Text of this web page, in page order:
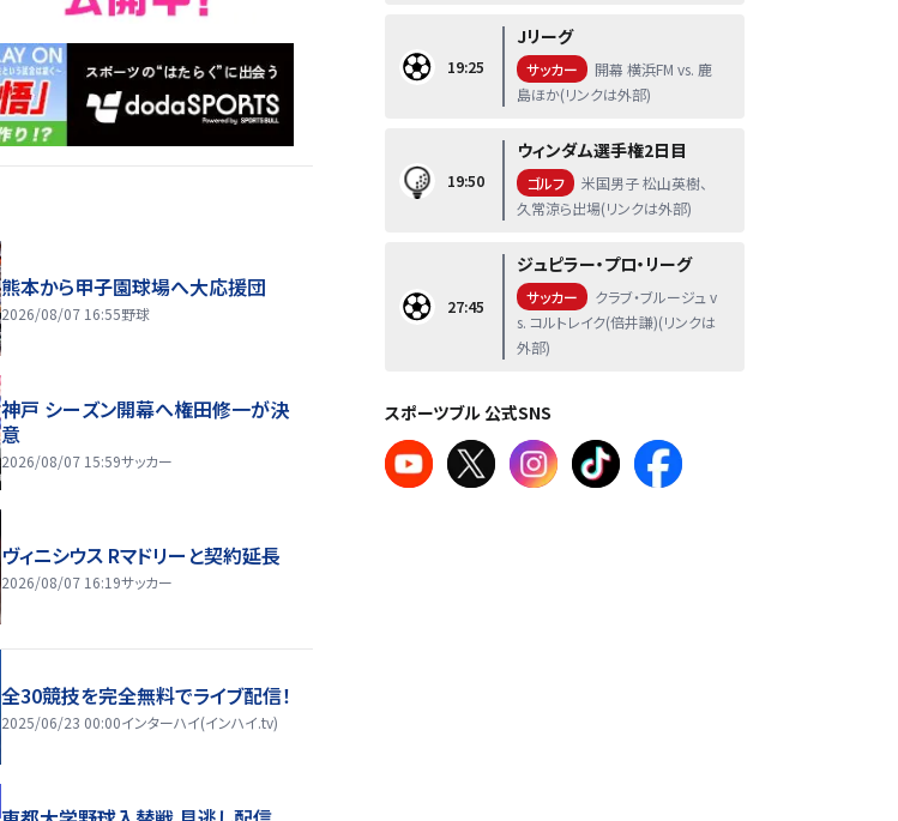
熊本から甲子園球場へ大応援団
2026/08/07 16:55野球
神戸 シーズン開幕へ権田修一が決
意
2026/08/07 15:59サッカー
ヴィニシウス Rマドリーと契約延長
2026/08/07 16:19サッカー
全30競技を完全無料でライブ配信！
2025/06/23 00:00インターハイ(インハイ.tv)
19:25
Jリーグ
サッカー
開幕 横浜FM vs. 鹿
島ほか(リンクは外部)
19:50
ウィンダム選手権2日目
ゴルフ
米国男子 松山英樹、
久常涼ら出場(リンクは外部)
27:45
ジュピラー・プロ・リーグ
サッカー
クラブ・ブルージュ v
s. コルトレイク(倍井謙)(リンクは
外部)
スポーツブル 公式SNS